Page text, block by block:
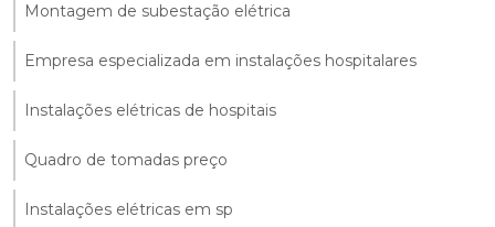
Montagem de subestação elétrica
Empresa especializada em instalações hospitalares
Instalações elétricas de hospitais
Quadro de tomadas preço
Instalações elétricas em sp